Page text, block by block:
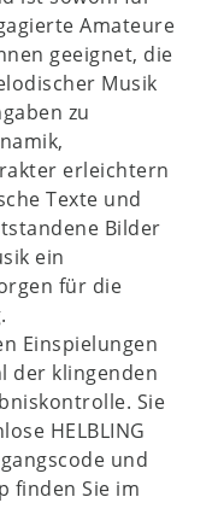
Amateure
geeignet, die
Musik
zu
erleichtern
Texte und
Bilder
ein
für die
Einspielungen
der klingenden
Sie
HELBLING
und
finden Sie im